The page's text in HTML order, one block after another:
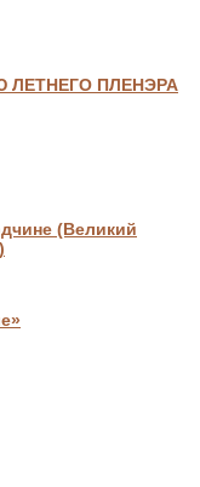
ПЛЕНЭРА
(Великий